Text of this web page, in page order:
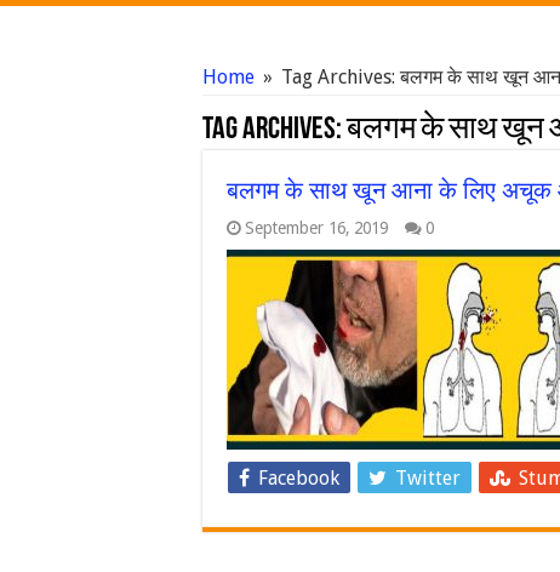
Home » Tag Archives: बलगम के साथ खून
Tag Archives:बलगम के साथ खून
बलगम के साथ खून आना के लिए अचूक
September 16, 2019 0
Facebook Twitter